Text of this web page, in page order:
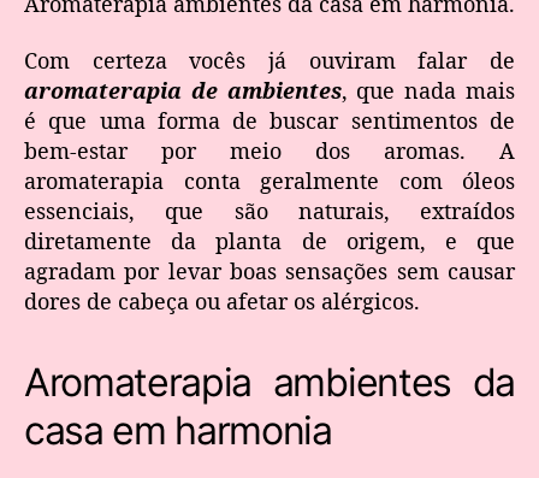
Com certeza vocês já ouviram falar de
aromaterapia de ambientes, que nada mais
é que uma forma de buscar sentimentos de
bem-estar por meio dos aromas. A
aromaterapia conta geralmente com óleos
essenciais, que são naturais, extraídos
diretamente da planta de origem, e que
agradam por levar boas sensações sem causar
dores de cabeça ou afetar os alérgicos.
Aromaterapia ambientes da
casa em harmonia